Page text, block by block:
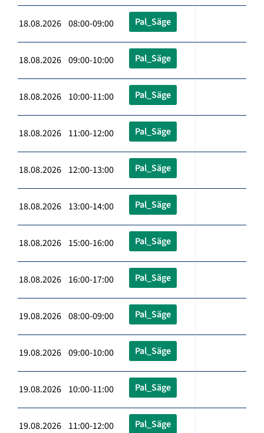
18.08.2026 08:00-09:00 Pal_Säge
18.08.2026 09:00-10:00 Pal_Säge
18.08.2026 10:00-11:00 Pal_Säge
18.08.2026 11:00-12:00 Pal_Säge
18.08.2026 12:00-13:00 Pal_Säge
18.08.2026 13:00-14:00 Pal_Säge
18.08.2026 15:00-16:00 Pal_Säge
18.08.2026 16:00-17:00 Pal_Säge
19.08.2026 08:00-09:00 Pal_Säge
19.08.2026 09:00-10:00 Pal_Säge
19.08.2026 10:00-11:00 Pal_Säge
19.08.2026 11:00-12:00 Pal_Säge